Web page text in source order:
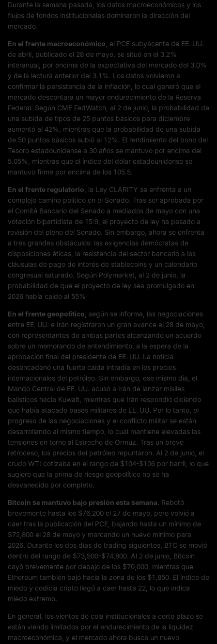
Durante la semana pasada, los datos macroeconómicos y los
flujos de fondos institucionales dominaron la dirección del
mercado.
En el frente macroeconómico , el PCE subyacente de EE. UU.
de abril, publicado el 28 de mayo, se situó en el 3.2%
interanual, por encima de la expectativa del mercado del 3.0%
y de la lectura anterior del 3.1%. Los datos volvieron a
confirmar la persistencia de la inflación, lo cual generó que el
mercado descontara un mayor endurecimiento de la Reserva
Federal. Según CME FedWatch, al 2 de junio, la probabilidad de
una subida de tipos de 25 puntos básicos para diciembre
aumentó al 42%, mientras que la probabilidad de una subida
de 50 puntos básicos subió al 12%. El rendimiento del bono del
Tesoro estadounidense a 30 años se mantuvo por encima del
5.05%, mientras que el índice del dólar estadounidense se
mantuvo firme por encima de los 105.5.
En el frente regulatorio , la Ley CLARITY se enfrenta a un
complejo camino político en el Senado. Tras ser aprobada por
el Comité Bancario del Senado a mediados de mayo con una
votación bipartidista de 15:9, el proyecto de ley ha pasado a
revisión del pleno del Senado. Sin embargo, ahora se enfrenta
a tres grandes obstáculos: las exigencias demócratas de
disposiciones éticas, la resistencia del sector bancario a las
cláusulas de pago de interés de stablecoins y un calendario
congresual saturado. Según Polymarket, al 2 de junio, la
probabilidad de que el proyecto de ley sea promulgado en
2026 había caído al 55%
En el frente geopolítico , según se informa, las negociaciones
entre EE. UU. e Irán registraron un gran avance el 28 de mayo,
con representantes de ambas partes alcanzando un acuerdo
sobre un memorando de entendimiento, a la espera de la
aprobación final del presidente de EE. UU. La noticia
desencadenó una fuerte caída intradía en los precios
internacionales del petróleo. Sin embargo, ese mismo día, el
Mando Central de EE. UU. acusó a Irán de lanzar misiles
balísticos hacia Kuwait, mientras que Irán respondió diciendo
que había atacado bases militares de EE. UU. Por lo tanto, el
progreso de las negociaciones y el conflicto militar se están
desarrollando al mismo tiempo, lo cual mantiene elevadas las
tensiones en torno al Estrecho de Ormuz. Tras un breve
retroceso, los precios del petróleo repuntaron. Al 2 de junio, el
crudo WTI cotizaba en el rango de $104-$106 por barril, lo que
sugiere que la prima de riesgo geopolítico no se ha
desvanecido por completo.
Bitcoin se mantuvo bajo presión esta semana. Rebotó
brevemente hasta los $76,200 el 27 de mayo, pero volvió a
caer tras la publicación del PCE, bajando hasta un mínimo de
$72,800 el 28 de mayo y marcando un nuevo mínimo para
2026. Durante los dos días de trading siguientes, BTC se movió
dentro del rango de $73,500-$74,800. Al 2 de junio, Bitcoin
cayó brevemente por debajo de los $70,000, mientras que
Ethereum también bajó hacia la zona de los $1,850. El índice de
miedo y codicia cripto llegó a caer hasta 22, lo que indica
miedo extremo.
En general, los vientos de cola institucionales a corto plazo se
están viendo limitados por el endurecimiento de la liquidez
macroeconómica, y el mercado ahora busca un nuevo